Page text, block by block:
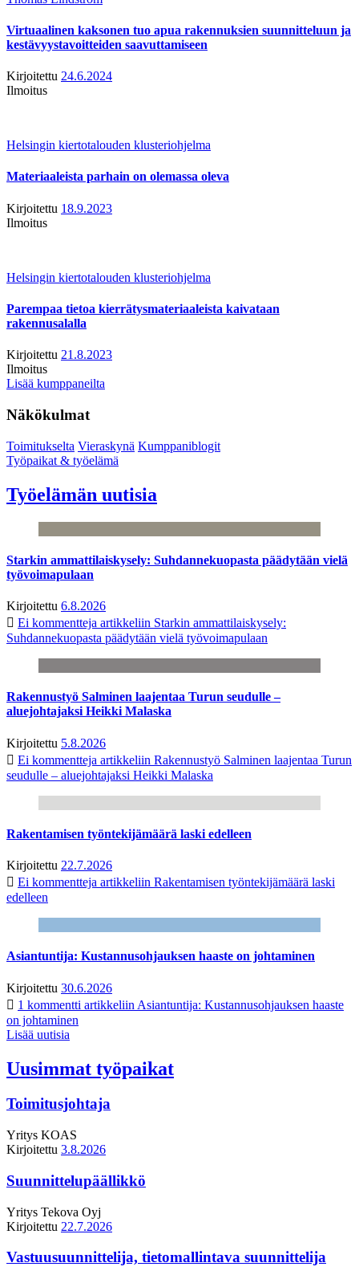
Virtuaalinen kaksonen tuo apua rakennuksien suunnitteluun ja
kestävyystavoitteiden saavuttamiseen
Kirjoitettu 24.6.2024
Ilmoitus
Helsingin kiertotalouden klusteriohjelma
Materiaaleista parhain on olemassa oleva
Kirjoitettu 18.9.2023
Ilmoitus
Helsingin kiertotalouden klusteriohjelma
Parempaa tietoa kierrätysmateriaaleista kaivataan
rakennusalalla
Kirjoitettu 21.8.2023
Ilmoitus
Lisää kumppaneilta
Näkökulmat
Toimitukselta Vieraskynä Kumppaniblogit
Työpaikat & työelämä
Työelämän uutisia
Starkin ammattilaiskysely: Suhdannekuopasta päädytään vielä
työvoimapulaan
Kirjoitettu 6.8.2026
Ei kommentteja artikkeliin Starkin ammattilaiskysely:
Suhdannekuopasta päädytään vielä työvoimapulaan
Rakennustyö Salminen laajentaa Turun seudulle –
aluejohtajaksi Heikki Malaska
Kirjoitettu 5.8.2026
Ei kommentteja artikkeliin Rakennustyö Salminen laajentaa Turun
seudulle – aluejohtajaksi Heikki Malaska
Rakentamisen työntekijämäärä laski edelleen
Kirjoitettu 22.7.2026
Ei kommentteja artikkeliin Rakentamisen työntekijämäärä laski
edelleen
Asiantuntija: Kustannusohjauksen haaste on johtaminen
Kirjoitettu 30.6.2026
1 kommentti artikkeliin Asiantuntija: Kustannusohjauksen haaste
on johtaminen
Lisää uutisia
Uusimmat työpaikat
Toimitusjohtaja
Yritys KOAS
Kirjoitettu 3.8.2026
Suunnittelupäällikkö
Yritys Tekova Oyj
Kirjoitettu 22.7.2026
Vastuusuunnittelija, tietomallintava suunnittelija